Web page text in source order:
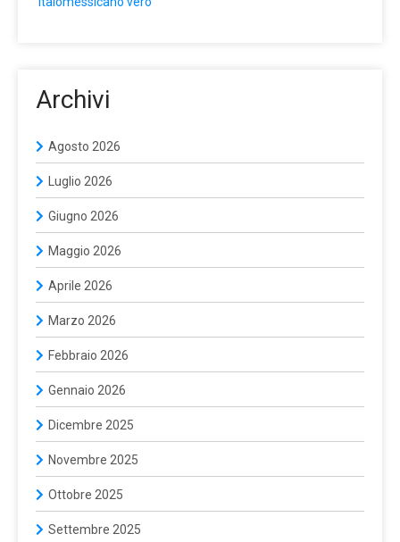
Archivi
Agosto 2026
Luglio 2026
Giugno 2026
Maggio 2026
Aprile 2026
Marzo 2026
Febbraio 2026
Gennaio 2026
Dicembre 2025
Novembre 2025
Ottobre 2025
Settembre 2025